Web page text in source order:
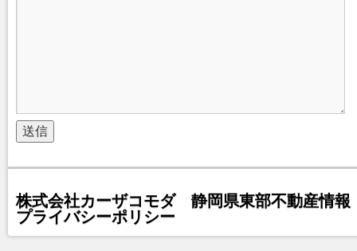
株式会社カーザコモダ 静岡県東部不動産情
プライバシーポリシー